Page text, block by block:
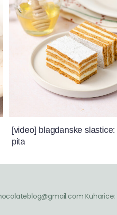
[video] blagdanske
pita
Kuharice: